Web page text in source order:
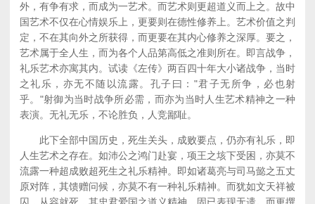
外，有争有求，而成为一艺术。而艺术则更超道义而上之。故中
国艺术不仅在心情娱乐上，更要则在德性修养上。艺术价值之判
定，不在其向外之所获得，而更要在其内心修养之深厚。要之，
艺术属于全人生，而为各个人品第高低之准则所在。即言战争，
礼乐艺术亦寓其内。试读《左传》两百四十年大小诸战争，当时
之礼乐，亦无不随以流露。孔子曰："君子无所争，必也射
乎。"射御为当时战争所必需，而亦为当时人生艺术精神之一种
表演。无礼无乐，不论胜负，人竞鄙耻。
此下全部中国历史，死生关头，成败要点，仍亦有礼乐，即
人生艺术之存在。如沛公之鸿门赴宴，项王之垓下受困，亦莫不
流露一种超成败超死生之礼乐精神。即如诸葛亮与司马懿之五丈
原对阵，其馈赠问候，亦莫不有一种礼乐精神。而犹如文天祥被